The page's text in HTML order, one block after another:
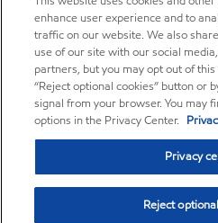
enhance user experience and to
traffic on our website. We also
use of our site with our social
partners, but you may opt out of
“Reject optional cookies” button or
signal from your browser. You may
options in the Privacy Center.
Privacy
Reject